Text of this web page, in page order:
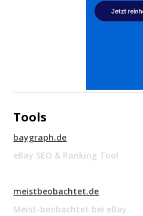
Tools
baygraph.de
eBay SEO & Ranking Tool
meistbeobachtet.de
Meist-beobachtet bei eBay.